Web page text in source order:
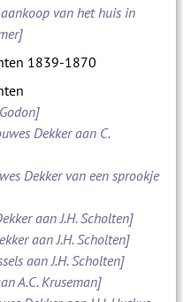
van het huis in
1839-1870
Dekker aan C.
Dekker van een sprookje
aan J.H. Scholten]
aan J.H. Scholten]
aan J.H. Scholten]
A.C. Kruseman]